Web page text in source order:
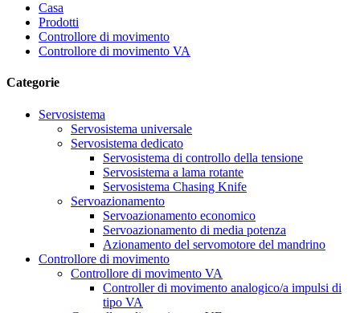
Casa
Prodotti
Controllore di movimento
Controllore di movimento VA
Categorie
Servosistema
Servosistema universale
Servosistema dedicato
Servosistema di controllo della tensione
Servosistema a lama rotante
Servosistema Chasing Knife
Servoazionamento
Servoazionamento economico
Servoazionamento di media potenza
Azionamento del servomotore del mandrino
Controllore di movimento
Controllore di movimento VA
Controller di movimento analogico/a impulsi di
tipo VA